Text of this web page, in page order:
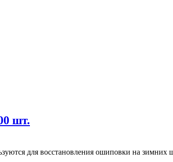
шт.
для восстановления ошиповки на зимних